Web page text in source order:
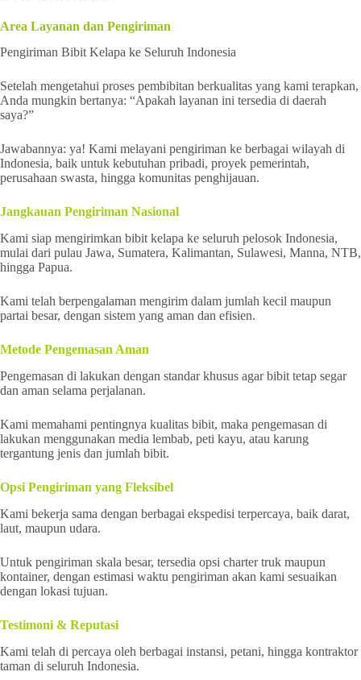
Area Layanan dan Pengiriman
Pengiriman Bibit Kelapa ke Seluruh Indonesia
Setelah mengetahui proses pembibitan berkualitas yang kami terapkan,
Anda mungkin bertanya: “Apakah layanan ini tersedia di daerah
saya?”
Jawabannya: ya! Kami melayani pengiriman ke berbagai wilayah di
Indonesia, baik untuk kebutuhan pribadi, proyek pemerintah,
perusahaan swasta, hingga komunitas penghijauan.
Jangkauan Pengiriman Nasional
Kami siap mengirimkan bibit kelapa ke seluruh pelosok Indonesia,
mulai dari pulau Jawa, Sumatera, Kalimantan, Sulawesi, Manna, NTB,
hingga Papua.
Kami telah berpengalaman mengirim dalam jumlah kecil maupun
partai besar, dengan sistem yang aman dan efisien.
Metode Pengemasan Aman
Pengemasan di lakukan dengan standar khusus agar bibit tetap segar
dan aman selama perjalanan.
Kami memahami pentingnya kualitas bibit, maka pengemasan di
lakukan menggunakan media lembab, peti kayu, atau karung
tergantung jenis dan jumlah bibit.
Opsi Pengiriman yang Fleksibel
Kami bekerja sama dengan berbagai ekspedisi terpercaya, baik darat,
laut, maupun udara.
Untuk pengiriman skala besar, tersedia opsi charter truk maupun
kontainer, dengan estimasi waktu pengiriman akan kami sesuaikan
dengan lokasi tujuan.
Testimoni & Reputasi
Kami telah di percaya oleh berbagai instansi, petani, hingga kontraktor
taman di seluruh Indonesia.